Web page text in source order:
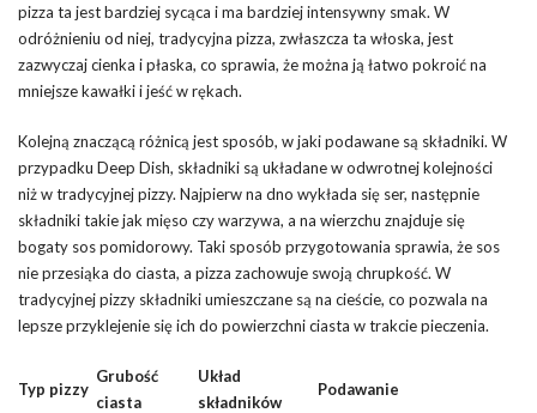
pizza ta jest bardziej sycąca i ma bardziej intensywny smak. W
odróżnieniu od niej, tradycyjna pizza, zwłaszcza ta włoska, jest
zazwyczaj cienka i płaska, co sprawia, że można ją łatwo pokroić na
mniejsze kawałki i jeść w rękach.
Kolejną znaczącą różnicą jest sposób, w jaki podawane są składniki. W
przypadku Deep Dish, składniki są układane w odwrotnej kolejności
niż w tradycyjnej pizzy. Najpierw na dno wykłada się ser, następnie
składniki takie jak mięso czy warzywa, a na wierzchu znajduje się
bogaty sos pomidorowy. Taki sposób przygotowania sprawia, że sos
nie przesiąka do ciasta, a pizza zachowuje swoją chrupkość. W
tradycyjnej pizzy składniki umieszczane są na cieście, co pozwala na
lepsze przyklejenie się ich do powierzchni ciasta w trakcie pieczenia.
Typ pizzy
Grubość
ciasta
Układ
składników
Podawanie